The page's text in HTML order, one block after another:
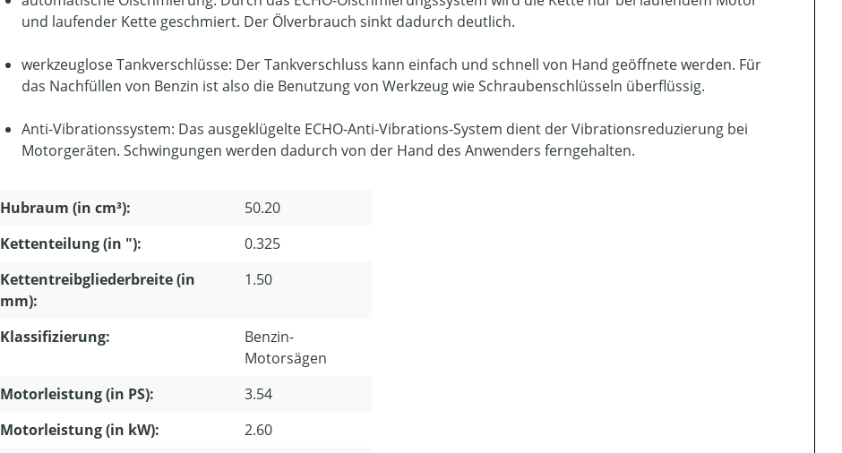
und laufender Kette geschmiert. Der Ölverbrauch sinkt dadurch deutlich.
werkzeuglose Tankverschlüsse: Der Tankverschluss kann einfach und schnell von Hand geöffnete werden. Für
das Nachfüllen von Benzin ist also die Benutzung von Werkzeug wie Schraubenschlüsseln überflüssig.
Anti-Vibrationssystem: Das ausgeklügelte ECHO-Anti-Vibrations-System dient der Vibrationsreduzierung bei
Motorgeräten. Schwingungen werden dadurch von der Hand des Anwenders ferngehalten.
Hubraum (in cm³):
50.20
Kettenteilung (in "):
0.325
Kettentreibgliederbreite (in
mm):
1.50
Klassifizierung:
Benzin-
Motorsägen
Motorleistung (in PS):
3.54
Motorleistung (in kW):
2.60